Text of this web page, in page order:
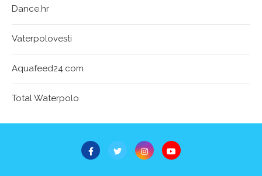
Dance.hr
Vaterpolovesti
Aquafeed24.com
Total Waterpolo